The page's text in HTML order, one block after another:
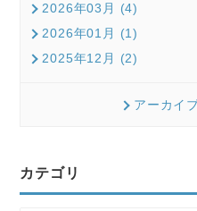
2026年03月 (4)
2026年01月 (1)
2025年12月 (2)
アーカイ
カテゴリ